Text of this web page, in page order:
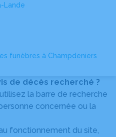
Lande
funèbres à Champdeniers
de décès recherché ?
la barre de recherche
concernée ou la
fonctionnement du site,